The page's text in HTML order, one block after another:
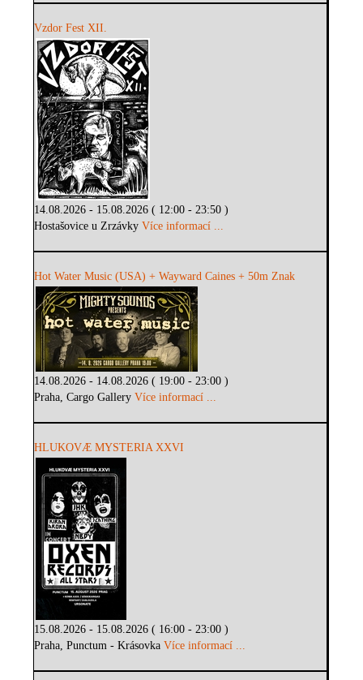
Vzdor Fest XII.
14.08.2026 - 15.08.2026 ( 12:00 - 23:50 )
Hostašovice u ZrzávkyVíce informací ...
Hot Water Music (USA) + Wayward Caines + 50m Znak
14.08.2026 - 14.08.2026 ( 19:00 - 23:00 )
Praha, Cargo GalleryVíce informací ...
HLUKOVÆ MYSTERIA XXVI
15.08.2026 - 15.08.2026 ( 16:00 - 23:00 )
Praha, Punctum - KrásovkaVíce informací ...